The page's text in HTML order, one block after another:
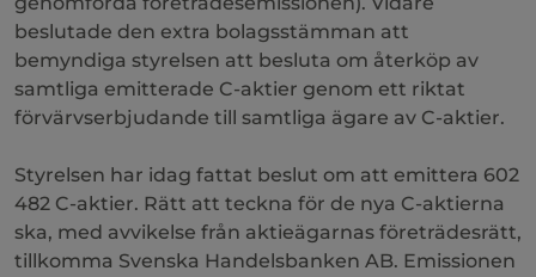
beslutade den extra bolagsstämman att
bemyndiga styrelsen att besluta om återköp av
samtliga emitterade C-aktier genom ett riktat
förvärvserbjudande till samtliga ägare av C-aktier.
Styrelsen har idag fattat beslut om att emittera 602
482 C-aktier. Rätt att teckna för de nya C-aktierna
ska, med avvikelse från aktieägarnas företrädesrätt,
tillkomma Svenska Handelsbanken AB. Emissionen